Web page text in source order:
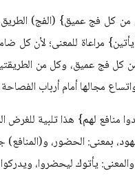
من كل فج عميق} (الفج)
مراعاة للمعنى؛ لأن كل
كل فج عميق، وكل من
مجالها أمام أرباب الفصاحة
منافع لهم} هذا تلبية للغرض
بمعنى: الحضور،
يأتوك ليحضروا،